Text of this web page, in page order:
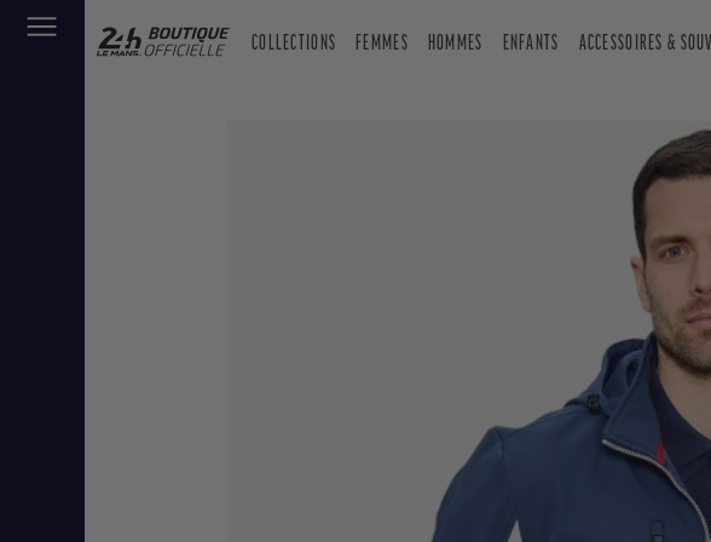
COLLECTIONS FEMMES HOMMES ENFANTS ACCESSOIRES &